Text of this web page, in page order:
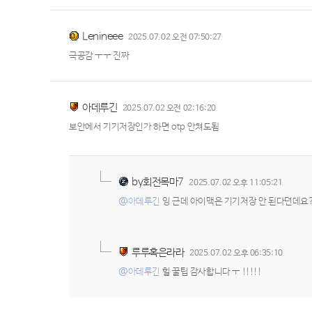
Lenineee 2025.07.02 오전 07:50:27
극공감 ㅜㅜ 진짜
아데루긴 2025.07.02 오전 02:16:20
보안에서 기기저장인가 하면 otp 안쳐도됨
by회전목마7 2025.07.02 오후 11:05:21
@아데루긴 잉 근데 아이맥은 기기저장 안 된다던데
루루혹은라라 2025.07.02 오후 06:35:10
@아데루긴 헐 꿀팁 감사합니다 ㅜ !!!!!